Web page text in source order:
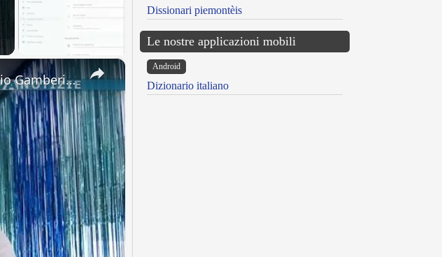
×
Adrano. Interessante incontro al liceo “Verga” con il prof. Fabio Gamberini. Studenti del Linguistic
Dissionari piemontèis
Le nostre applicazioni mobili
Android
Dizionario italiano